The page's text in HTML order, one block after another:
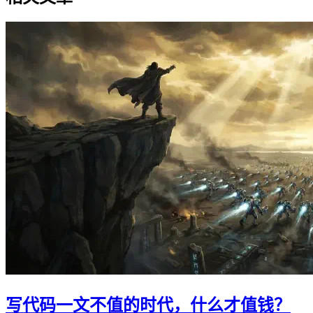
写代码一文不值的时代，什么才值钱？